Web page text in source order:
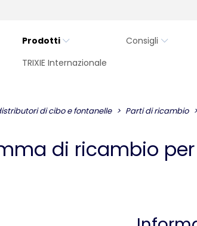
Prodotti Consigli
TRIXIE Internazionale
di cibo e fontanelle Parti di ricambio
di ricambio